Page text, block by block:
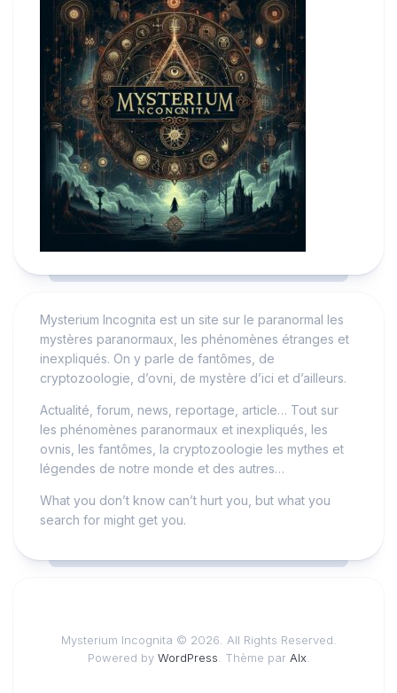
Mysterium Incognita est un site sur le paranormal les
mystères paranormaux, les phénomènes étranges et
inexpliqués. On y parle de fantômes, de
cryptozoologie, d’ovni, de mystère d’ici et d’ailleurs.
Actualité, forum, news, reportage, article… Tout sur
les phénomènes paranormaux et inexpliqués, les
ovnis, les fantômes, la cryptozoologie les mythes et
légendes de notre monde et des autres…
What you don’t know can’t hurt you, but what you
search for might get you.
Mysterium Incognita © 2026. All Rights Reserved.
Powered by WordPress . Thème par Alx